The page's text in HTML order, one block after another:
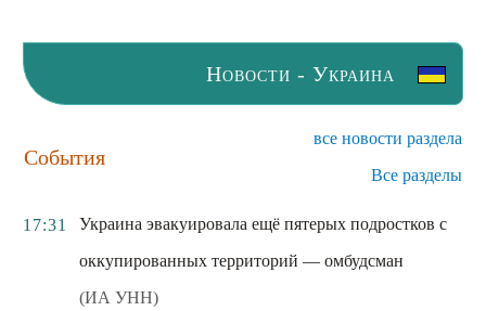
Новости - Украина
События
все новости раздела
Все разделы
17:31
Украина эвакуировала ещё пятерых подростков с
оккупированных территорий — омбудсман
(ИА УНН)